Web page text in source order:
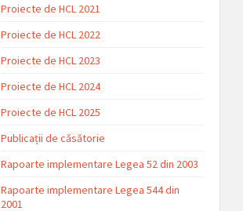
Proiecte de HCL 2021
Proiecte de HCL 2022
Proiecte de HCL 2023
Proiecte de HCL 2024
Proiecte de HCL 2025
Publicații de căsătorie
Rapoarte implementare Legea 52 din 2003
Rapoarte implementare Legea 544 din
2001